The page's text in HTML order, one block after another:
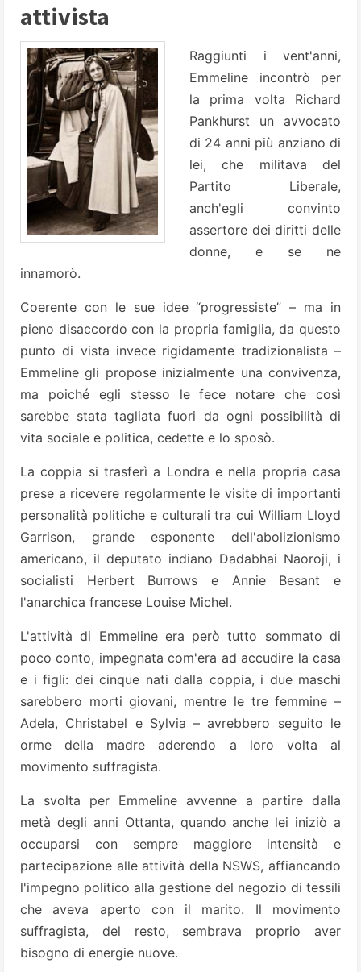
attivista
Raggiunti i vent'anni,
Emmeline incontrò per
la prima volta Richard
Pankhurst un avvocato
di 24 anni più anziano di
lei, che militava del
Partito Liberale,
anch'egli convinto
assertore dei diritti delle
donne, e se ne
innamorò.
Coerente con le sue idee “progressiste” – ma in
pieno disaccordo con la propria famiglia, da questo
punto di vista invece rigidamente tradizionalista –
Emmeline gli propose inizialmente una convivenza,
ma poiché egli stesso le fece notare che così
sarebbe stata tagliata fuori da ogni possibilità di
vita sociale e politica, cedette e lo sposò.
La coppia si trasferì a Londra e nella propria casa
prese a ricevere regolarmente le visite di importanti
personalità politiche e culturali tra cui William Lloyd
Garrison, grande esponente dell'abolizionismo
americano, il deputato indiano Dadabhai Naoroji, i
socialisti Herbert Burrows e Annie Besant e
l'anarchica francese Louise Michel.
L'attività di Emmeline era però tutto sommato di
poco conto, impegnata com'era ad accudire la casa
e i figli: dei cinque nati dalla coppia, i due maschi
sarebbero morti giovani, mentre le tre femmine –
Adela, Christabel e Sylvia – avrebbero seguito le
orme della madre aderendo a loro volta al
movimento suffragista.
La svolta per Emmeline avvenne a partire dalla
metà degli anni Ottanta, quando anche lei iniziò a
occuparsi con sempre maggiore intensità e
partecipazione alle attività della NSWS, affiancando
l'impegno politico alla gestione del negozio di tessili
che aveva aperto con il marito. Il movimento
suffragista, del resto, sembrava proprio aver
bisogno di energie nuove.